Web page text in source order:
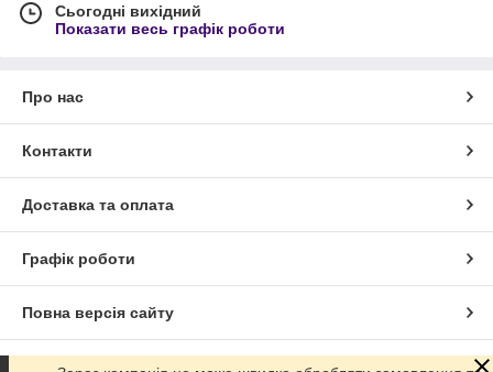
Сьогодні вихідний
Показати весь графік роботи
Про нас
Контакти
Доставка та оплата
Графік роботи
Повна версія сайту
Сайт створено на маркетплейсі Prom.ua